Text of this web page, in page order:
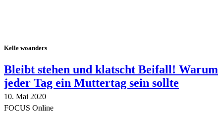
Kelle woanders
Bleibt stehen und klatscht Beifall! Warum
jeder Tag ein Muttertag sein sollte
10. Mai 2020
FOCUS Online